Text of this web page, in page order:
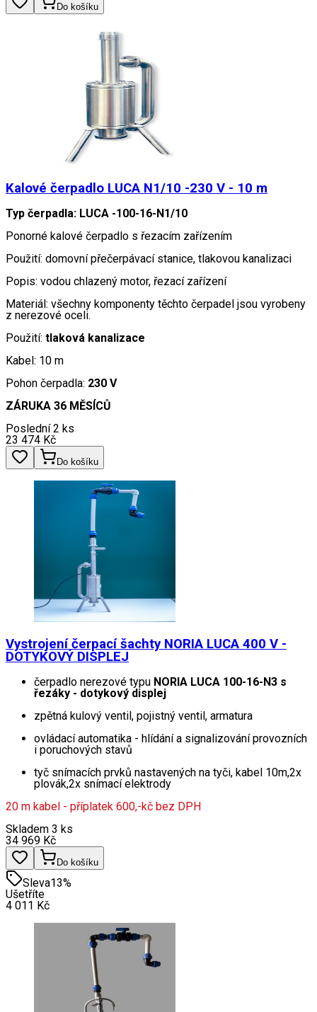
Do košíku
Kalové čerpadlo LUCA N1/10 -230 V - 10 m
Typ čerpadla: LUCA -100-16-N1/10
Ponorné kalové čerpadlo s řezacím zařízením
Použití: domovní přečerpávací stanice, tlakovou kanalizaci
Popis: vodou chlazený motor, řezací zařízení
Materiál: všechny komponenty těchto čerpadel jsou vyrobeny
z nerezové oceli.
Použití: tlaková kanalizace
Kabel: 10 m
Pohon čerpadla: 230 V
ZÁRUKA 36 MĚSÍCŮ
Poslední 2 ks
23 474 Kč
Do košíku
Vystrojení čerpací šachty NORIA LUCA 400 V -
DOTYKOVÝ DISPLEJ
čerpadlo nerezové typu NORIA LUCA 100-16-N3 s
řezáky - dotykový displej
zpětná kulový ventil, pojistný ventil, armatura
ovládací automatika - hlídání a signalizování provozních
i poruchových stavů
tyč snímacích prvků nastavených na tyči, kabel 10m,2x
plovák,2x snímací elektrody
20 m kabel - příplatek 600,-kč bez DPH
Skladem 3 ks
34 969 Kč
Do košíku
Sleva13%
Ušetříte
4 011 Kč